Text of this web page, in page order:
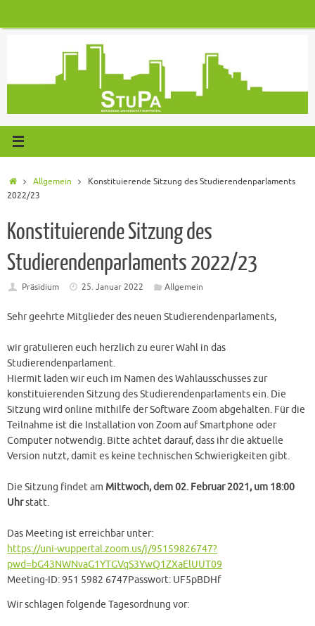
StartAllgemein
Konstituierende Sitzung des Studierendenparlaments
2022/23
Konstituierende Sitzung des
Studierendenparlaments 2022/23
Präsidium 25. Januar 2022 Allgemein
Sehr geehrte Mitglieder des neuen Studierendenparlaments,
wir gratulieren euch herzlich zu eurer Wahl in das
Studierendenparlament.
Hiermit laden wir euch im Namen des Wahlausschusses zur
konstituierenden Sitzung des Studierendenparlaments ein. Die
Sitzung wird online mithilfe der Software Zoom abgehalten. Für die
Teilnahme ist die Installation von Zoom auf Smartphone oder
Computer notwendig. Bitte achtet darauf, dass ihr die aktuelle
Version nutzt, damit es keine technischen Schwierigkeiten gibt.
Die Sitzung findet am Mittwoch, dem 02. Februar 2021, um 18:00
Uhrstatt.
Das Meeting ist erreichbar unter:
https://uni-wuppertal.zoom.us/j/95159826747?
pwd=bG43NWNvaG1YTGVqS3YwQ1ZXaElUUT09
Meeting-ID: 951 5982 6747Passwort: UF5pBDHf
Wir schlagen folgende Tagesordnung vor: